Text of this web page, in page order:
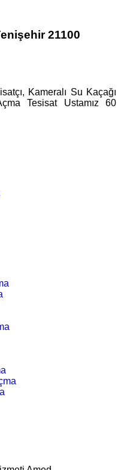
21100
Kameralı Su Kaçağı
Tesisat Ustamız 60